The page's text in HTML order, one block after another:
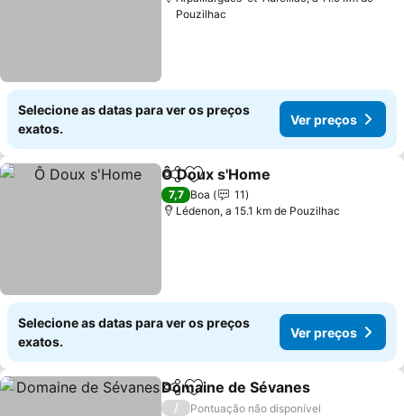
Pouzilhac
Selecione as datas para ver os preços
exatos.
Ver preços
PartilharAdicionar aos favoritos
Ô Doux s'Home
7,7 Boa
11
Lédenon, a 15.1 km de Pouzilhac
Selecione as datas para ver os preços
exatos.
Ver preços
PartilharAdicionar aos favoritos
Domaine de Sévanes
/
Pontuação não disponível